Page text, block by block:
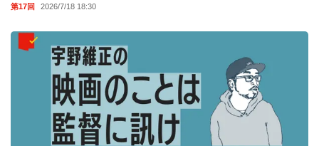
第17回 2026/7/18 18:30